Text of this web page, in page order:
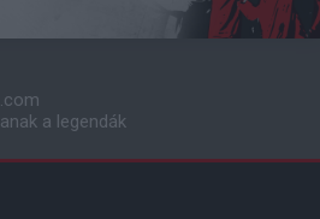
a legendák